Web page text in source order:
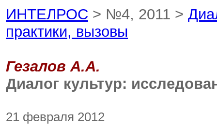
ИНТЕЛРОС > №4, 2011 >
практики, вызовы
Гезалов А.А.
Диалог культур:
21 февраля 2012